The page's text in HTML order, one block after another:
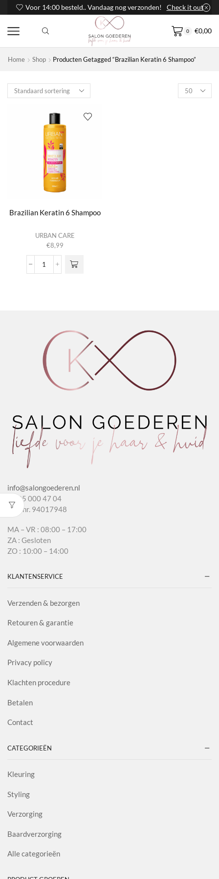
Voor 14:00 besteld.. Vandaag nog verzonden! Check it out
0 €0,00
Home Shop Producten Getagged “Brazilian Keratin 6 Shampoo”
Products
per
Brazilian Keratin 6 Shampoo
URBAN CARE
€8,99
Brazilian
info@salongoederen.nl
T 085 000 47 04
KvK nr. 94017948
MA – VR : 08:00 – 17:00
ZA : Gesloten
ZO : 10:00 – 14:00
KLANTENSERVICE
Verzenden & bezorgen
Retouren & garantie
Algemene voorwaarden
Privacy policy
Klachten procedure
Betalen
Contact
CATEGORIEËN
Kleuring
Styling
Verzorging
Baardverzorging
Alle categorieën